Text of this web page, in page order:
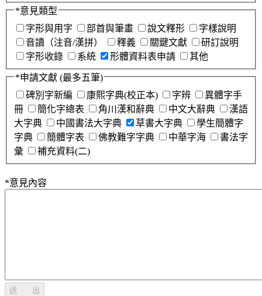
*意見類型
字形與用字
部首與筆畫 說文釋形
字樣說明
音讀（注音/漢拼）
釋義 關鍵文獻
研訂說明
字形收錄
系統 形體資料表申請 其他
*申請文獻 (最多五筆)
碑別字新編
康熙字典(校正本) 字辨
異體字手
冊
簡化字總表 角川漢和辭典 中文大辭典
漢語
大字典
中國書法大字典 草書大字典
學生簡體字
字典
簡體字表 佛教難字字典 中華字海
書法字
彙
補充資料(二)
*意見內容
送 出